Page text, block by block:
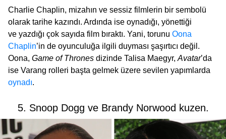
Charlie Chaplin, mizahın ve sessiz filmlerin bir sembolü
olarak tarihe kazındı. Ardında ise oynadığı, yönettiği
ve yazdığı çok sayıda film bıraktı. Yani, torunu Oona
Chaplin’in de oyunculuğa ilgili duyması şaşırtıcı değil.
Oona, Game of Thrones dizinde Talisa Maegyr, Avatar’da
ise Varang rolleri başta gelmek üzere sevilen yapımlarda
oynadı.
5. Snoop Dogg ve Brandy Norwood kuzen.